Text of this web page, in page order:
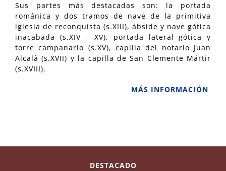
Sus partes más destacadas son: la portada
románica y dos tramos de nave de la primitiva
iglesia de reconquista (s.XIII), ábside y nave gótica
inacabada (s.XIV – XV), portada lateral gótica y
torre campanario (s.XV), capilla del notario Juan
Alcalà (s.XVII) y la capilla de San Clemente Mártir
(s.XVIII).
MÁS INFORMACIÓN
DESTACADO